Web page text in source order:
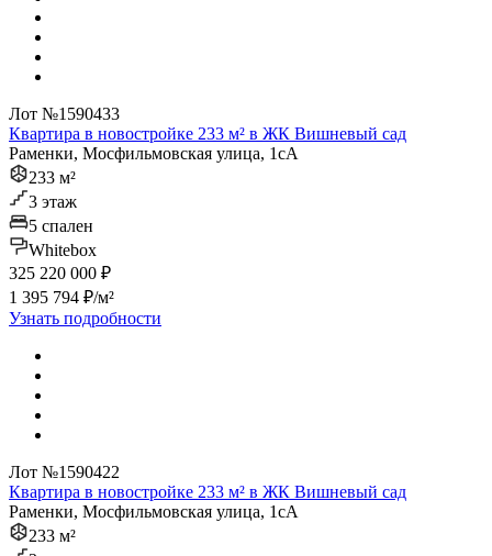
Лот №1590433
Квартира в новостройке 233 м² в ЖК Вишневый сад
Раменки, Мосфильмовская улица, 1сА
233 м²
3 этаж
5 спален
Whitebox
325 220 000 ₽
1 395 794 ₽/м²
Узнать подробности
Лот №1590422
Квартира в новостройке 233 м² в ЖК Вишневый сад
Раменки, Мосфильмовская улица, 1сА
233 м²